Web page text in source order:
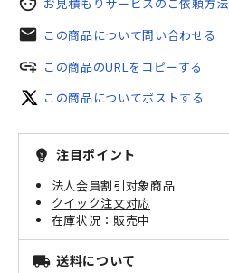
mail この商品について問い合わせる
add_link この商品のURLをコピーする
この商品についてポストする
emoji_objects 注目ポイント
法人会員割引対象商品
クイック注文対応
販売中
local_shipping 送料について